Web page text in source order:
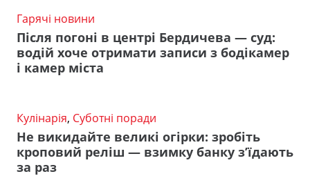
Гарячі новини
Після погоні в центрі Бердичева — суд:
водій хоче отримати записи з бодікамер
і камер міста
Кулінарія, Суботні поради
Не викидайте великі огірки: зробіть
кроповий реліш — взимку банку з’їдають
за раз